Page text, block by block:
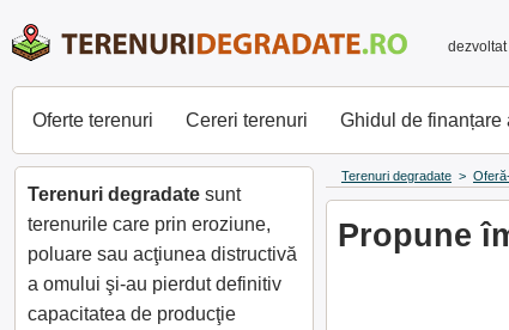
Oferte terenuri Cereri terenuri Ghidul de
Terenuri degradate >
Propune
Terenuri degradate sunt
terenurile care prin eroziune,
poluare sau acţiunea distructivă
a omului şi-au pierdut definitiv
capacitatea de producţie